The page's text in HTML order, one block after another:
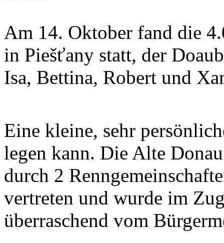
Am 14. Oktober fand die
in Piešťany statt, der
Isa, Bettina, Robert und
Eine kleine, sehr
legen kann. Die Alte
durch 2
vertreten und wurde im
überraschend vom